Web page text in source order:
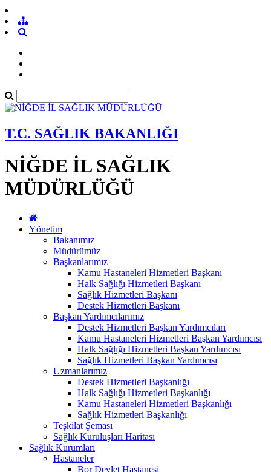
T.C. SAĞLIK BAKANLIĞI
NİĞDE İL SAĞLIK
MÜDÜRLÜĞÜ
Yönetim
Bakanımız
Müdürümüz
Başkanlarımız
Kamu Hastaneleri Hizmetleri Başkanı
Halk Sağlığı Hizmetleri Başkanı
Sağlık Hizmetleri Başkanı
Destek Hizmetleri Başkanı
Başkan Yardımcılarımız
Destek Hizmetleri Başkan Yardımcıları
Kamu Hastaneleri Hizmetleri Başkan Yardımcısı
Halk Sağlığı Hizmetleri Başkan Yardımcısı
Sağlık Hizmetleri Başkan Yardımcısı
Uzmanlarımız
Destek Hizmetleri Başkanlığı
Halk Sağlığı Hizmetleri Başkanlığı
Kamu Hastaneleri Hizmetleri Başkanlığı
Sağlık Hizmetleri Başkanlığı
Teşkilat Şeması
Sağlık Kuruluşları Haritası
Sağlık Kurumları
Hastaneler
Bor Devlet Hastanesi